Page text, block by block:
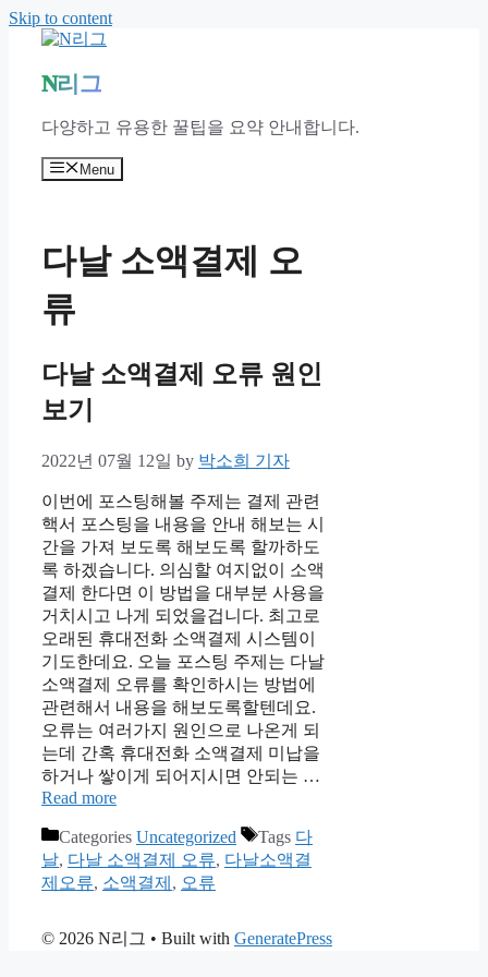
Skip to content
N리그
다양하고 유용한 꿀팁을 요약 안내합니다.
Menu
다날 소액결제 오
류
다날 소액결제 오류 원인
보기
2022년 07월 12일 by 박소희 기자
이번에 포스팅해볼 주제는 결제 관련
핵서 포스팅을 내용을 안내 해보는 시
간을 가져 보도록 해보도록 할까하도
록 하겠습니다. 의심할 여지없이 소액
결제 한다면 이 방법을 대부분 사용을
거치시고 나게 되었을겁니다. 최고로
오래된 휴대전화 소액결제 시스템이
기도한데요. 오늘 포스팅 주제는 다날
소액결제 오류를 확인하시는 방법에
관련해서 내용을 해보도록할텐데요.
오류는 여러가지 원인으로 나온게 되
는데 간혹 휴대전화 소액결제 미납을
하거나 쌓이게 되어지시면 안되는 …
Read more
Categories Uncategorized Tags 다
날, 다날 소액결제 오류, 다날소액결
제오류, 소액결제 , 오류
© 2026 N리그 • Built with GeneratePress